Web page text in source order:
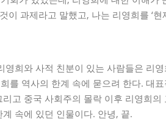
이 과제라고 말했고, 나는 리영희를 ‘
희와 사적 친분이 있는 사람들은 리영
를 역사의 한계 속에 묻으려 한다. 대
고 중국 사회주의 몰락 이후 리영희의
속에 있던 인물이다. 안녕, 끝.